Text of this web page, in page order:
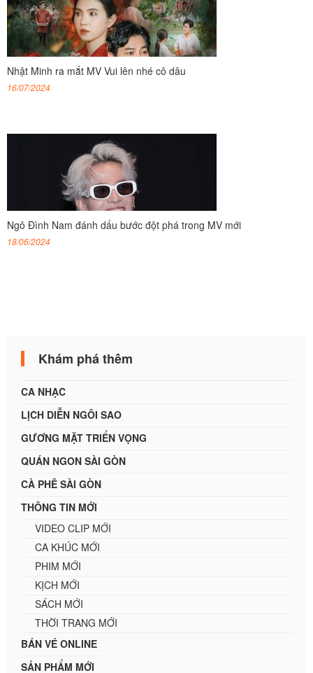
Nhật Minh ra mắt MV Vui lên nhé cô dâu
16/07/2024
Ngô Đình Nam đánh dấu bước đột phá trong MV mới
18/06/2024
Khám phá thêm
CA NHẠC
LỊCH DIỄN NGÔI SAO
GƯƠNG MẶT TRIỂN VỌNG
QUÁN NGON SÀI GÒN
CÀ PHÊ SÀI GÒN
THÔNG TIN MỚI
VIDEO CLIP MỚI
CA KHÚC MỚI
PHIM MỚI
KỊCH MỚI
SÁCH MỚI
THỜI TRANG MỚI
BÁN VÉ ONLINE
SẢN PHẨM MỚI